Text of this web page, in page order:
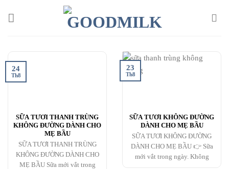
SỮA TƯƠI THANH TRÙNG
KHÔNG ĐƯỜNG DÀNH CHO
MẸ BẦU
SỮA TƯƠI THANH TRÙNG
KHÔNG ĐƯỜNG DÀNH CHO
MẸ BẦU Sữa mới vắt trong
24
Th8
SỮA TƯƠI KHÔNG ĐƯỜNG
DÀNH CHO MẸ BẦU
SỮA TƯƠI KHÔNG ĐƯỜNG
DÀNH CHO MẸ BẦU 👉 Sữa
mới vắt trong ngày. Không
23
Th8